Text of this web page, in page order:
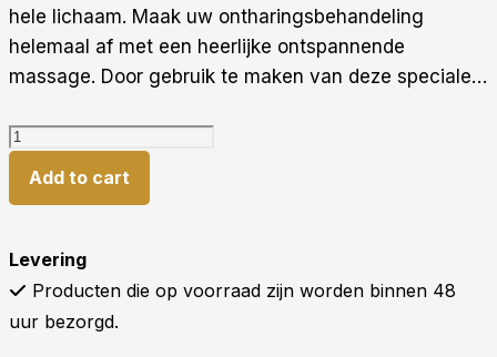
hele lichaam. Maak uw ontharingsbehandeling
helemaal af met een heerlijke ontspannende
massage. Door gebruik te maken van deze speciale…
More
For
You
olie
Tropical
490ml
Add to cart
Levering
Producten die op voorraad zijn worden binnen 48
uur bezorgd.